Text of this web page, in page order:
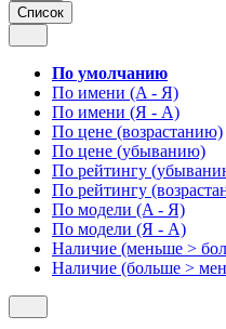
Список
По умолчанию
По имени (A - Я)
По имени (Я - A)
По цене (возрастанию)
По цене (убыванию)
По рейтингу
По рейтингу
По модели (A - Я)
По модели (Я - A)
Наличие (меньше >
Наличие (больше >